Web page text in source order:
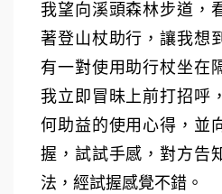
我望向溪頭森林步道，
著登山杖助行，讓我想
有一對使用助行杖坐在
我立即冒昧上前打招呼
何助益的使用心得，並
握，試試手感，對方告
法，經試握感覺不錯。